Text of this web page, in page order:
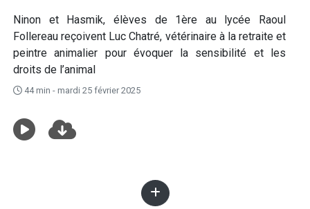
Ninon et Hasmik, élèves de 1ère au lycée Raoul
Follereau reçoivent Luc Chatré, vétérinaire à la retraite et
peintre animalier pour évoquer la sensibilité et les
droits de l’animal
44 min - mardi 25 février 2025